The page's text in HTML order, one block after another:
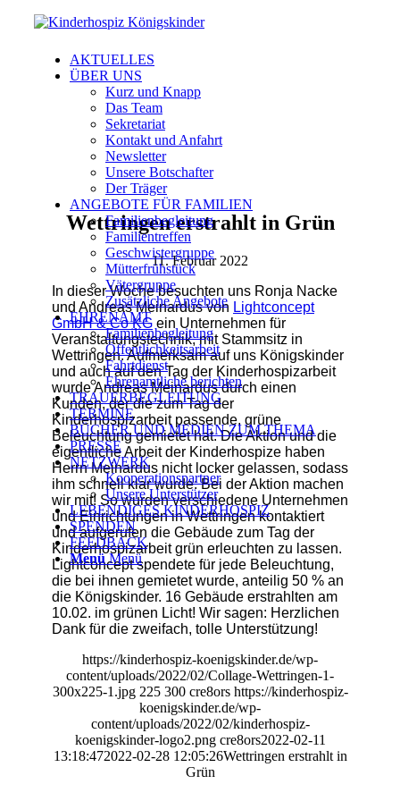
AKTUELLES
ÜBER UNS
Kurz und Knapp
Das Team
Sekretariat
Kontakt und Anfahrt
Newsletter
Unsere Botschafter
Der Träger
ANGEBOTE FÜR FAMILIEN
Familienbegleitung
Familientreffen
Geschwistergruppe
Mütterfrühstück
Vätergruppe
Zusätzliche Angebote
EHRENAMT
Familienbegleitung
Öffentlichkeitsarbeit
Fahrtdienst
Ehrenamtliche berichten
TRAUERBEGLEITUNG
TERMINE
BÜCHER UND MEDIEN ZUM THEMA
PRESSE
NETZWERK
Kooperationspartner
Unsere Unterstützer
LEBENDIGES KINDERHOSPIZ
SPENDEN
FEEDBACK
Menü Menü
Wettringen erstrahlt in Grün
11. Februar 2022
In dieser Woche besuchten uns Ronja Nacke
und Andreas Meinardus von Lightconcept
GmbH & Co KG ein Unternehmen für
Veranstaltungstechnik, mit Stammsitz in
Wettringen. Aufmerksam auf uns Königskinder
und auch auf den Tag der Kinderhospizarbeit
wurde Andreas Meinardus durch einen
Kunden, der die zum Tag der
Kinderhospizarbeit passende, grüne
Beleuchtung gemietet hat. Die Aktion und die
eigentliche Arbeit der Kinderhospize haben
Herrn Meinardus nicht locker gelassen, sodass
ihm schnell klar wurde: Bei der Aktion machen
wir mit! So wurden verschiedene Unternehmen
und Einrichtungen in Wettringen kontaktiert
und aufgerufen die Gebäude zum Tag der
Kinderhospizarbeit grün erleuchten zu lassen.
Lightconcept spendete für jede Beleuchtung,
die bei ihnen gemietet wurde, anteilig 50 % an
die Königskinder. 16 Gebäude erstrahlten am
10.02. im grünen Licht! Wir sagen: Herzlichen
Dank für die zweifach, tolle Unterstützung!
https://kinderhospiz-koenigskinder.de/wp-
content/uploads/2022/02/Collage-Wettringen-1-
300x225-1.jpg 225 300 cre8ors https://kinderhospiz-
koenigskinder.de/wp-
content/uploads/2022/02/kinderhospiz-
koenigskinder-logo2.png cre8ors2022-02-11
13:18:472022-02-28 12:05:26Wettringen erstrahlt in
Grün